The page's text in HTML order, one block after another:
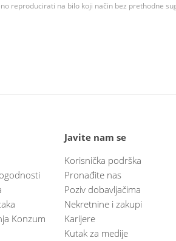
reproducirati na bilo koji način bez prethodne
Konzum
Javite nam se
Korisnička podrška
Pronađite nas
Poziv dobavljačima
Nekretnine i zakupi
Karijere
Kutak za medije